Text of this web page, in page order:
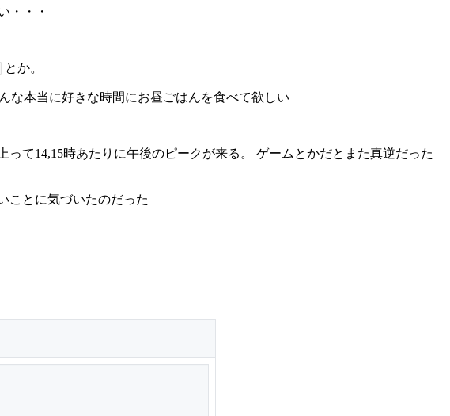
・・・
とか。
な本当に好きな時間にお昼ごはんを食べて欲しい
て14,15時あたりに午後のピークが来る。 ゲームとかだとまた真逆だった
ことに気づいたのだった